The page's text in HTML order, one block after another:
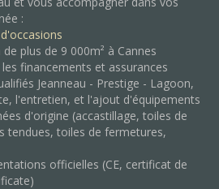
:
plus de 9 000m² à Cannes
financements et assurances
Jeanneau - Prestige - Lagoon,
l'entretien, et l'ajout d'équipements
d'origine (accastillage, toiles de
tendues, toiles de fermetures,
officielles (CE, certificat de